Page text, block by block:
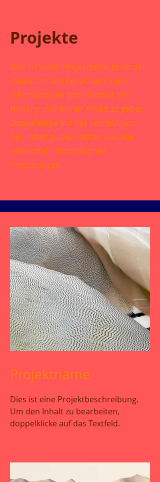
Projekte
Dies ist deine Projektseite. Es ist der
ideale Ort, um Besuchern mehr
Informationen zum Kontext und
Hintergrund deiner Arbeit zu geben.
Doppelklicke auf das Textfeld, um
den Inhalt zu bearbeiten und alle
relevanten Informationen
hinzuzufügen.
Projektname
Dies ist eine Projektbeschreibung.
Um den Inhalt zu bearbeiten,
doppelklicke auf das Textfeld.